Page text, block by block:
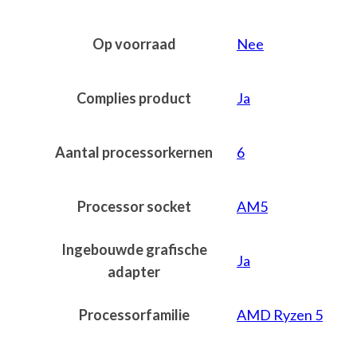
Op voorraad Nee
Complies product Ja
Aantal processorkernen 6
Processor socket AM5
Ingebouwde grafische
adapter
Ja
Processorfamilie AMD Ryzen 5